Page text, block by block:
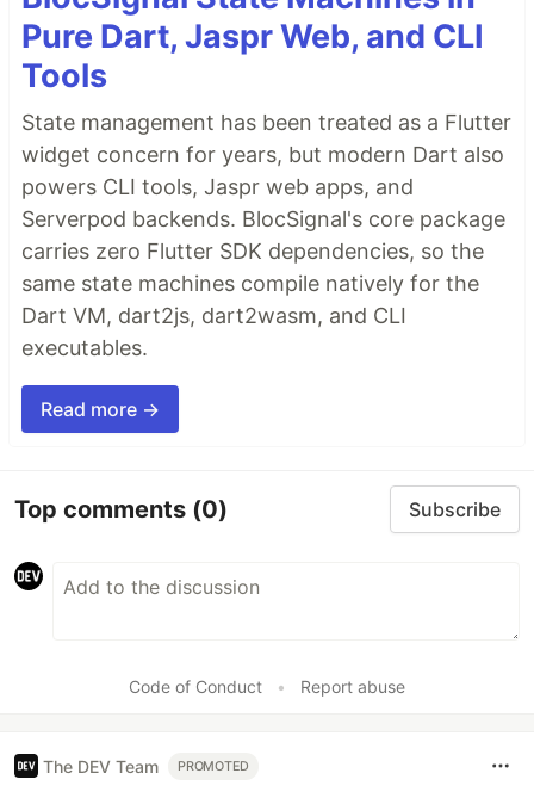
Pure Dart, Jaspr Web, and CLI
Tools
State management has been treated as a Flutter
widget concern for years, but modern Dart also
powers CLI tools, Jaspr web apps, and
Serverpod backends. BlocSignal's core package
carries zero Flutter SDK dependencies, so the
same state machines compile natively for the
Dart VM, dart2js, dart2wasm, and CLI
executables.
Read more →
Top comments (0) Subscribe
Code of Conduct • Report abuse
The DEV Team PROMOTED